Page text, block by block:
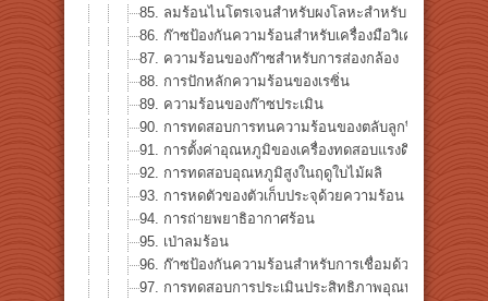
85. ลมร้อนไนโตรเจนสำหรับผงโลหะสำหรับเครื่องพิมพ์
86. ก๊าซป้องกันความร้อนสำหรับเครื่องมือวิเคราะห์ทางค
87. ความร้อนของก๊าซสำหรับการส่องกล้อง
88. การปักหลักความร้อนของเรซิ่น
89. ความร้อนของก๊าซประเมิน
90. การทดสอบการทนความร้อนของตลับลูกปืน
91. การตั้งค่าอุณหภูมิของเครื่องทดสอบแรงดึง (วัสดุอุณห
92. การทดสอบอุณหภูมิสูงในฤดูใบไม้ผลิ
93. การหดตัวของตัวเก็บประจุด้วยความร้อน
94. การถ่ายพยาธิอากาศร้อน
95. เป่าลมร้อน
96. ก๊าซป้องกันความร้อนสำหรับการเชื่อมด้วยเลเซอร์
97. การทดสอบการประเมินประสิทธิภาพอุณหภูมิของแบต